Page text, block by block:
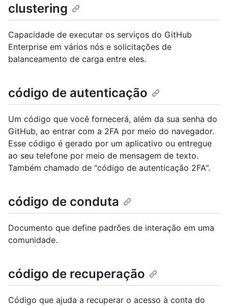
clustering
Capacidade de executar os serviços do GitHub
Enterprise em vários nós e solicitações de
balanceamento de carga entre eles.
código de autenticação
Um código que você fornecerá, além da sua senha do
GitHub, ao entrar com a 2FA por meio do navegador.
Esse código é gerado por um aplicativo ou entregue
ao seu telefone por meio de mensagem de texto.
Também chamado de "código de autenticação 2FA".
código de conduta
Documento que define padrões de interação em uma
comunidade.
código de recuperação
Código que ajuda a recuperar o acesso à conta do